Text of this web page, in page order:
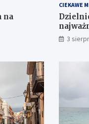
na
CIEKAWE
3